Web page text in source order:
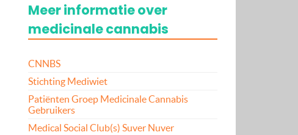
Meer informatie over
medicinale cannabis
CNNBS
Stichting Mediwiet
Patiënten Groep Medicinale Cannabis
Gebruikers
Medical Social Club(s) Suver Nuver